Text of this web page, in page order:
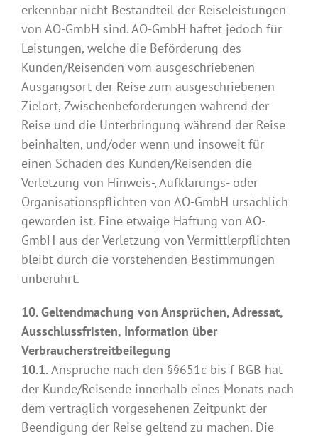
erkennbar nicht Bestandteil der Reiseleistungen
von AO-GmbH sind. AO-GmbH haftet jedoch für
Leistungen, welche die Beförderung des
Kunden/Reisenden vom ausgeschriebenen
Ausgangsort der Reise zum ausgeschriebenen
Zielort, Zwischenbeförderungen während der
Reise und die Unterbringung während der Reise
beinhalten, und/oder wenn und insoweit für
einen Schaden des Kunden/Reisenden die
Verletzung von Hinweis-, Aufklärungs- oder
Organisationspflichten von AO-GmbH ursächlich
geworden ist. Eine etwaige Haftung von AO-
GmbH aus der Verletzung von Vermittlerpflichten
bleibt durch die vorstehenden Bestimmungen
unberührt.
10. Geltendmachung von Ansprüchen, Adressat,
Ausschlussfristen, Information über
Verbraucherstreitbeilegung
10.1.Ansprüche nach den §§651c bis f BGB hat
der Kunde/Reisende innerhalb eines Monats nach
dem vertraglich vorgesehenen Zeitpunkt der
Beendigung der Reise geltend zu machen. Die